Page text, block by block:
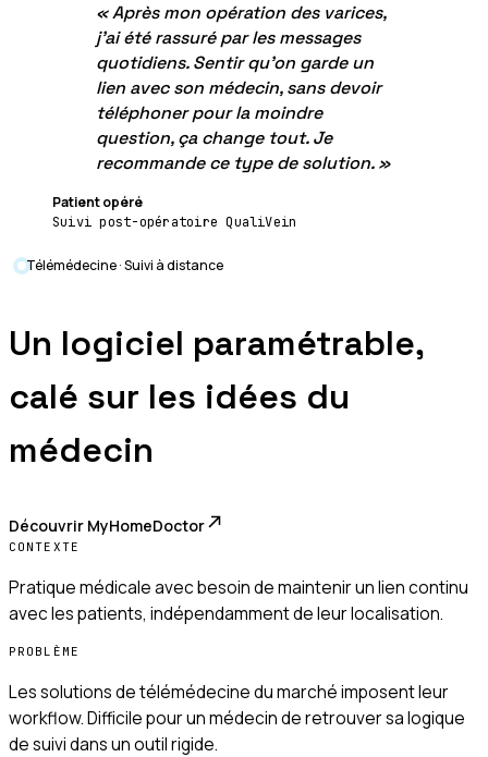
«Après mon opération des varices,
j'ai été rassuré par les messages
quotidiens. Sentir qu'on garde un
lien avec son médecin, sans devoir
téléphoner pour la moindre
question, ça change tout. Je
recommande ce type de solution.»
Patient opéré
Suivi post-opératoire QualiVein
Télémédecine · Suivi à distance
Un logiciel paramétrable,
calé sur les idées du
médecin
Découvrir MyHomeDoctor
CONTEXTE
Pratique médicale avec besoin de maintenir un lien continu
avec les patients, indépendamment de leur localisation.
PROBLÈME
Les solutions de télémédecine du marché imposent leur
workflow. Difficile pour un médecin de retrouver sa logique
de suivi dans un outil rigide.